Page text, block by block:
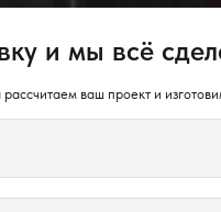
и мы всё
ваш проект и